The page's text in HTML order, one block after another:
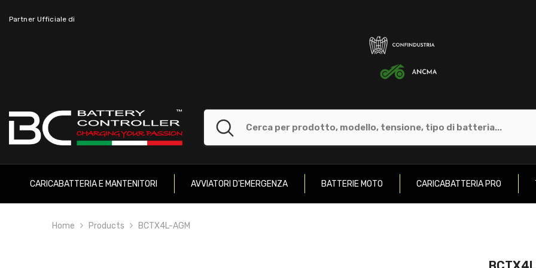
Partner Ufficiale di
CARICABATTERIA E MANTENITORI AVVIATORI D'EMERGENZA BATTERIE MOTO CARICABATTERIA PRO
Home Products BCTX4L-AGM